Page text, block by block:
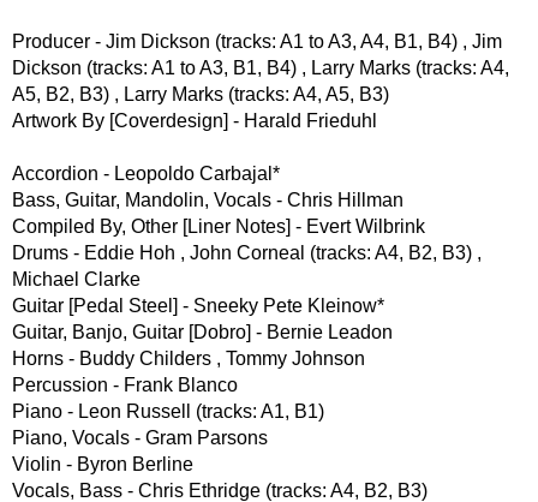
Producer - Jim Dickson (tracks: A1 to A3, A4, B1, B4) , Jim
Dickson (tracks: A1 to A3, B1, B4) , Larry Marks (tracks: A4,
A5, B2, B3) , Larry Marks (tracks: A4, A5, B3)
Artwork By [Coverdesign] - Harald Frieduhl
Accordion - Leopoldo Carbajal*
Bass, Guitar, Mandolin, Vocals - Chris Hillman
Compiled By, Other [Liner Notes] - Evert Wilbrink
Drums - Eddie Hoh , John Corneal (tracks: A4, B2, B3) ,
Michael Clarke
Guitar [Pedal Steel] - Sneeky Pete Kleinow*
Guitar, Banjo, Guitar [Dobro] - Bernie Leadon
Horns - Buddy Childers , Tommy Johnson
Percussion - Frank Blanco
Piano - Leon Russell (tracks: A1, B1)
Piano, Vocals - Gram Parsons
Violin - Byron Berline
Vocals, Bass - Chris Ethridge (tracks: A4, B2, B3)